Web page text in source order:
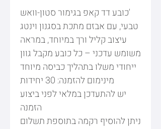
'כובע דד קאפ בגימור סטון-וואש
טבעי, עם אבזם מתכת בסגנון וינטג
עיצוב קליל ורך במיוחד, במראה
משומש עדכני – כל כובע מקבל גוון
ייחודי משלו בתהליך כביסה מיוחד
מינימום להזמנה: 30 יחידות
יש להתעדכן במלאי לפני ביצוע
הזמנה
ניתן להוסיף רקמה בתוספת תשלום